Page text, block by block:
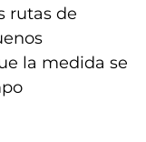
rutas de
la medida se